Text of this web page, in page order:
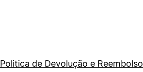
Politica de Devolução e Reembolso